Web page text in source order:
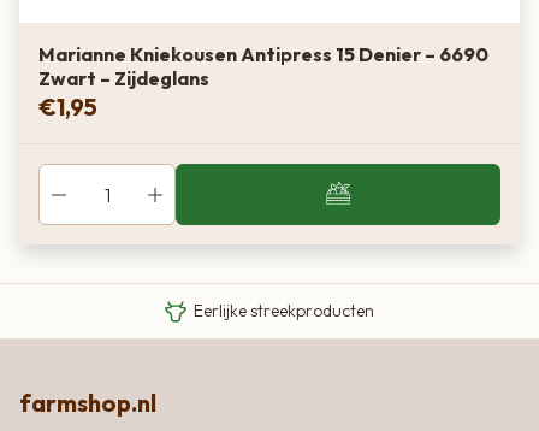
Marianne Kniekousen Antipress 15 Denier – 6690
Zwart – Zijdeglans
€1,95
Eigen Limousin runderen
Eerlijke streekproducten
farmshop.nl